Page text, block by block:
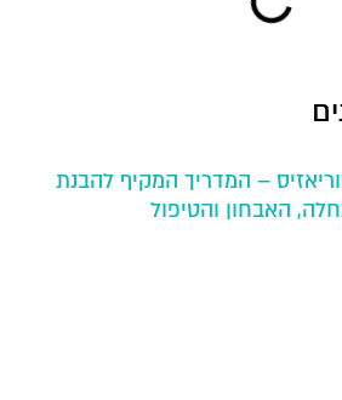
– המדריך המקיף להבנת
האבחון והטיפול